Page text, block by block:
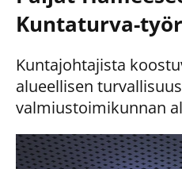
Kuntaturva-
Kuntajohtajista
alueellisen
valmiustoimikunnan